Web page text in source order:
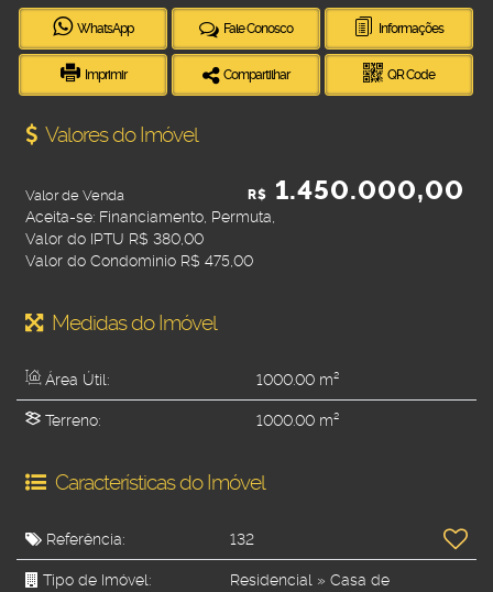
WhatsApp Fale Conosco Informações
Imprimir Compartilhar QR Code
Valores do Imóvel
R$ 1.450.000,00
Valor de Venda
Aceita-se: Financiamento, Permuta,
Valor do IPTU R$ 380,00
Valor do Condominio R$ 475,00
Medidas do Imóvel
Área Útil: 1000.00 m²
Terreno: 1000.00 m²
Características do Imóvel
Referência: 132
Tipo de Imóvel: Residencial » Casa de